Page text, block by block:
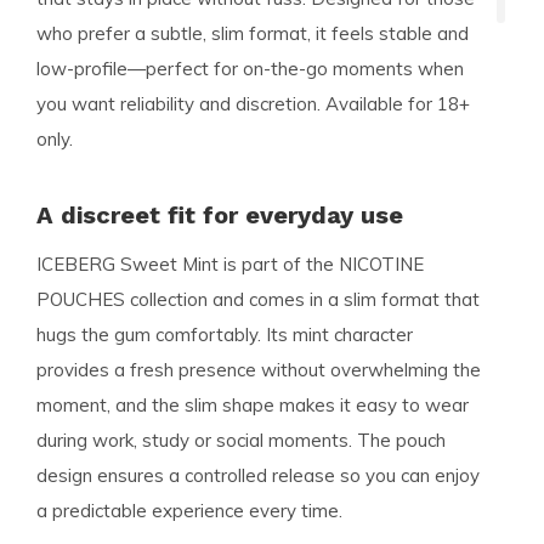
who prefer a subtle, slim format, it feels stable and
low-profile—perfect for on-the-go moments when
you want reliability and discretion. Available for 18+
only.
A discreet fit for everyday use
ICEBERG Sweet Mint is part of the NICOTINE
POUCHES collection and comes in a slim format that
hugs the gum comfortably. Its mint character
provides a fresh presence without overwhelming the
moment, and the slim shape makes it easy to wear
during work, study or social moments. The pouch
design ensures a controlled release so you can enjoy
a predictable experience every time.